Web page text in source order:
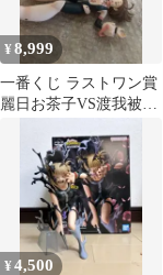
¥8,999
一番くじ ラストワン賞
麗日お茶子VS渡我被身
¥4,500